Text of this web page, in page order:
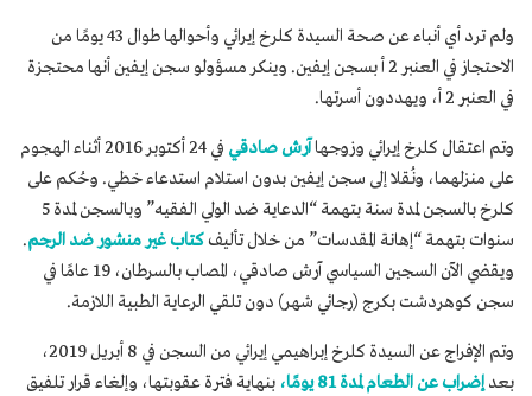
ولم ترد أي أنباء عن صحة السيدة كلرخ إيرائي وأحوالها طوال 43 يومًا من
الاحتجاز في العنبر 2 أ بسجن إيفين. وينكر مسؤولو سجن إيفين أنها محتجزة
في العنبر 2 أ، ويهددون أسرتها.
وتم اعتقال كلرخ إيرائي وزوجهاآرش صادقي
في 24 أكتوبر 2016 أثناء الهجوم
على منزلهما، ونُقلا إلى سجن إيفين بدون استلام استدعاء خطي. وحُكم على
كلرخ بالسجن لمدة سنة بتهمة “الدعاية ضد الولي الفقيه” وبالسجن لمدة 5
سنوات بتهمة “إهانة المقدسات” من خلال تأليف كتاب غير منشور ضد الرجم.
ويقضي الآن السجين السياسي آرش صادقي، المصاب بالسرطان، 19 عامًا في
سجن كوهردشت بكرج (رجائي شهر) دون تلقي الرعاية الطبية اللازمة.
وتم الإفراج عن السيدة كلرخ إبراهيمي إيرائي من السجن في 8 أبريل 2019،
بعد إضراب عن الطعام لمدة 81 يومًا،
بنهاية فترة عقوبتها، وإلغاء قرار تلفيق